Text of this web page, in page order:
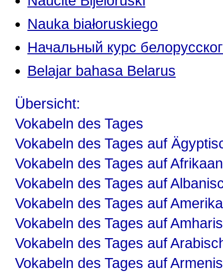
Nauka białoruskiego
Начальный курс
Belajar bahasa Belarus
Übersicht:
Vokabeln des Tages
Vokabeln des Tages auf
Vokabeln des Tages auf
Vokabeln des Tages auf
Vokabeln des Tages auf
Vokabeln des Tages auf
Vokabeln des Tages auf
Vokabeln des Tages auf